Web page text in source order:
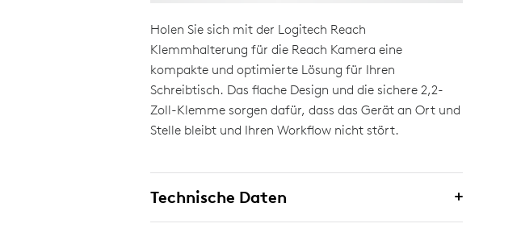
Holen Sie sich mit der Logitech Reach
Klemmhalterung für die Reach Kamera eine
kompakte und optimierte Lösung für Ihren
Schreibtisch. Das flache Design und die sichere 2,2-
Zoll-Klemme sorgen dafür, dass das Gerät an Ort und
Stelle bleibt und Ihren Workflow nicht stört.
Technische Daten